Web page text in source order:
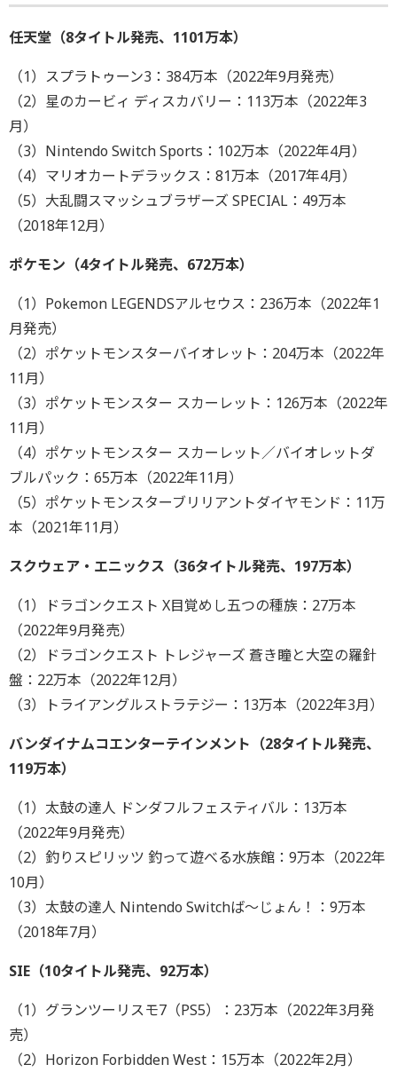
任天堂（8タイトル発売、1101万本）
（1）スプラトゥーン3：384万本（2022年9月発売）
（2）星のカービィ ディスカバリー：113万本（2022年3
月）
（3）Nintendo Switch Sports：102万本（2022年4月）
（4）マリオカートデラックス：81万本（2017年4月）
（5）大乱闘スマッシュブラザーズ SPECIAL：49万本
（2018年12月）
ポケモン（4タイトル発売、672万本）
（1）Pokemon LEGENDSアルセウス：236万本（2022年1
月発売）
（2）ポケットモンスターバイオレット：204万本（2022年
11月）
（3）ポケットモンスター スカーレット：126万本（2022年
11月）
（4）ポケットモンスター スカーレット／バイオレットダ
ブルパック：65万本（2022年11月）
（5）ポケットモンスターブリリアントダイヤモンド：11万
本（2021年11月）
スクウェア・エニックス（36タイトル発売、197万本）
（1）ドラゴンクエスト X目覚めし五つの種族：27万本
（2022年9月発売）
（2）ドラゴンクエスト トレジャーズ 蒼き瞳と大空の羅針
盤：22万本（2022年12月）
（3）トライアングルストラテジー：13万本（2022年3月）
バンダイナムコエンターテインメント（28タイトル発売、
119万本）
（1）太鼓の達人 ドンダフルフェスティバル：13万本
（2022年9月発売）
（2）釣りスピリッツ 釣って遊べる水族館：9万本（2022年
10月）
（3）太鼓の達人 Nintendo Switchば～じょん！：9万本
（2018年7月）
SIE（10タイトル発売、92万本）
（1）グランツーリスモ7（PS5）：23万本（2022年3月発
売）
（2）Horizon Forbidden West：15万本（2022年2月）